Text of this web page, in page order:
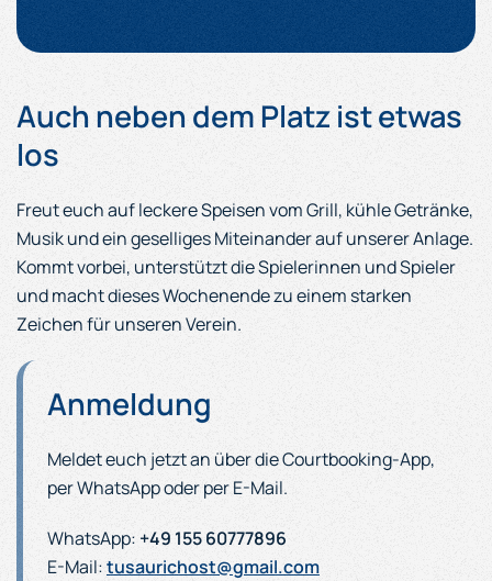
Auch neben dem Platz ist etwas
los
Freut euch auf leckere Speisen vom Grill, kühle Getränke,
Musik und ein geselliges Miteinander auf unserer Anlage.
Kommt vorbei, unterstützt die Spielerinnen und Spieler
und macht dieses Wochenende zu einem starken
Zeichen für unseren Verein.
Anmeldung
Meldet euch jetzt an über die Courtbooking-App,
per WhatsApp oder per E-Mail.
WhatsApp: +49 155 60777896
E-Mail:tusaurichost@gmail.com